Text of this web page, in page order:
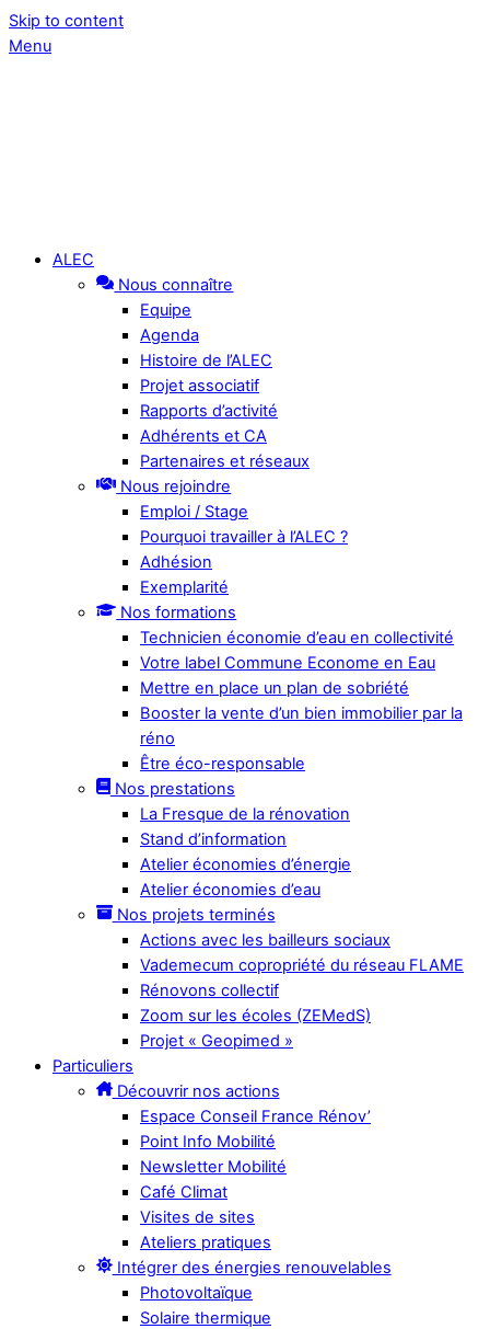
Skip to content
Menu
ALEC
Nous connaître
Equipe
Agenda
Histoire de l’ALEC
Projet associatif
Rapports d’activité
Adhérents et CA
Partenaires et réseaux
Nous rejoindre
Emploi / Stage
Pourquoi travailler à l’ALEC ?
Adhésion
Exemplarité
Nos formations
Technicien économie d’eau en collectivité
Votre label Commune Econome en Eau
Mettre en place un plan de sobriété
Booster la vente d’un bien immobilier par la
réno
Être éco-responsable
Nos prestations
La Fresque de la rénovation
Stand d’information
Atelier économies d’énergie
Atelier économies d’eau
Nos projets terminés
Actions avec les bailleurs sociaux
Vademecum copropriété du réseau FLAME
Rénovons collectif
Zoom sur les écoles (ZEMedS)
Projet « Geopimed »
Particuliers
Découvrir nos actions
Espace Conseil France Rénov’
Point Info Mobilité
Newsletter Mobilité
Café Climat
Visites de sites
Ateliers pratiques
Intégrer des énergies renouvelables
Photovoltaïque
Solaire thermique